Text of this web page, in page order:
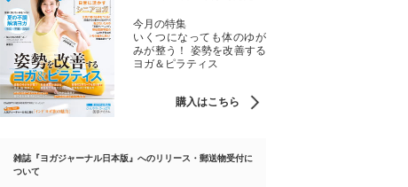
今月の特集
いくつになっても体のゆが
みが整う！ 姿勢を改善する
ヨガ＆ピラティス
購入はこちら
雑誌『ヨガジャーナル日本版』へのリリース・郵送物受付に
ついて